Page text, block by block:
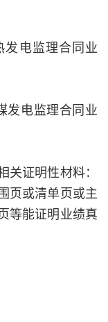
发电监理合同业
发电监理合同业
证明性材料：
页或清单页或主
等能证明业绩真